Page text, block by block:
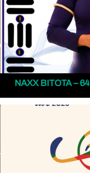
NAXX BITOTA – 64